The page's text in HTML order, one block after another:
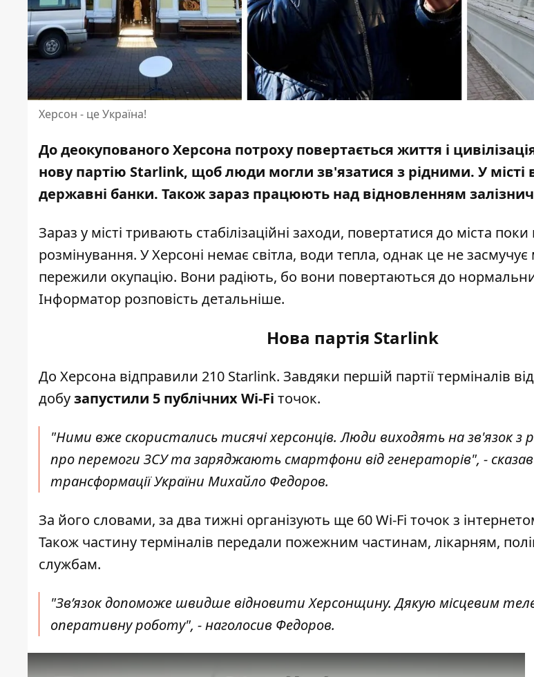
Херсон - це Україна!
До деокупованого Херсона потроху повертається життя і
нову партію Starlink, щоб люди могли зв'язатися з рідними. У місті
державні банки. Також зараз працюють над відновленням
Зараз у місті тривають стабілізаційні заходи, повертатися до міста
розмінування. У Херсоні немає світла, води тепла, однак це не засмучує
пережили окупацію. Вони радіють, бо вони повертаються до
Інформатор розповість детальніше.
Нова партія Starlink
До Херсона відправили 210 Starlink. Завдяки першій партії терміналів
добузапустили 5 публічних Wi-Fi точок.
"Ними вже скористались тисячі херсонців. Люди виходять на зв'язок з
про перемоги ЗСУ та заряджають смартфони від генераторів", - сказав
трансформації України Михайло Федоров.
За його словами, за два тижні організують ще 60 Wi-Fi точок з
Також частину терміналів передали пожежним частинам, лікарням,
службам.
"Зв’язок допоможе швидше відновити Херсонщину. Дякую місцевим
оперативну роботу", - наголосив Федоров.